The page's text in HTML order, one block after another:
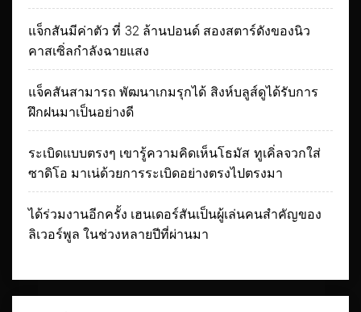
แจ็กสันมีค่าตัว ที่ 32 ล้านปอนด์ สองสตาร์ดังของนิว
คาสเซิ่ลกำลังฉายแสง
แจ็คสันสามารถ พัฒนาเกมรุกได้ สิงห์บลูส์ดูได้รับการ
ฝึกฝนมาเป็นอย่างดี
ระเบิดแบบตรงๆ เขารู้ความคิดเห็นโธมัส ทูเคิ่ลจวกใส่
ซาดิโอ มาเน่ด้วยการระเบิดอย่างตรงไปตรงมา
ได้ร่วมงานอีกครั้ง เฮนเดอร์สันเป็นผู้เล่นคนสำคัญของ
ลิเวอร์พูล ในช่วงหลายปีที่ผ่านมา